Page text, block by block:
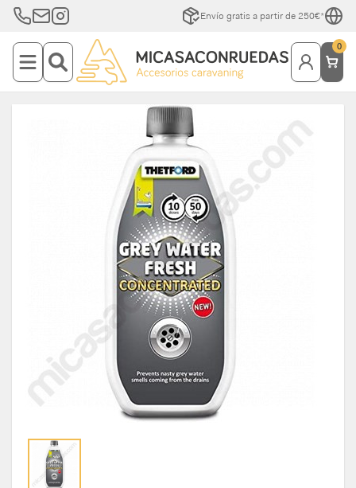
Envío gratis a partir de 250€*
0